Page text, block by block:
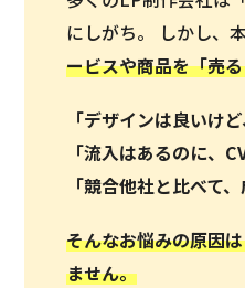
にしがち。 しかし、
ービスや商品を「売
「デザインは良いけ
「流入はあるのに、
「競合他社と比べて
そんなお悩みの原因
ません。